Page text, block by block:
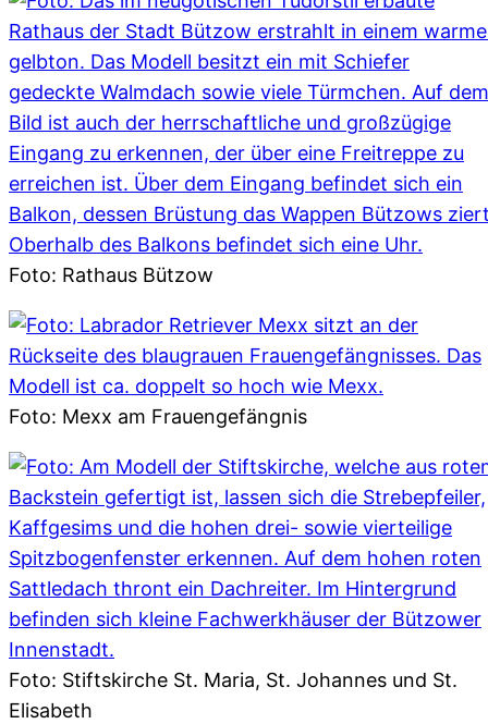
Foto: Rathaus Bützow
Foto: Mexx am Frauengefängnis
Foto: Stiftskirche St. Maria, St. Johannes und St.
Elisabeth